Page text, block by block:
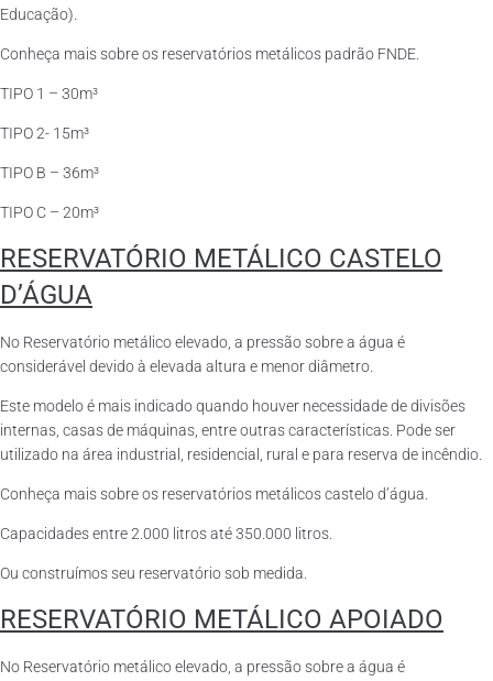
Educação).
Conheça mais sobre os reservatórios metálicos padrão FNDE.
TIPO 1 – 30m³
TIPO 2- 15m³
TIPO B – 36m³
TIPO C – 20m³
RESERVATÓRIO METÁLICO CASTELO
D’ÁGUA
No Reservatório metálico elevado, a pressão sobre a água é
considerável devido à elevada altura e menor diâmetro.
Este modelo é mais indicado quando houver necessidade de divisões
internas, casas de máquinas, entre outras características. Pode ser
utilizado na área industrial, residencial, rural e para reserva de incêndio.
Conheça mais sobre os reservatórios metálicos castelo d’água.
Capacidades entre 2.000 litros até 350.000 litros.
Ou construímos seu reservatório sob medida.
RESERVATÓRIO METÁLICO APOIADO
No Reservatório metálico elevado, a pressão sobre a água é